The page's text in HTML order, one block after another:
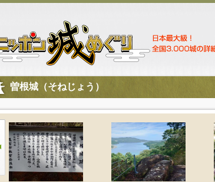
曽根城（そねじょう）